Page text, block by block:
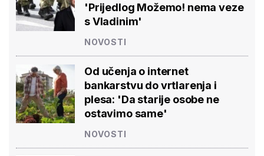
'Prijedlog Možemo! nema veze
s Vladinim'
NOVOSTI
Od učenja o internet
bankarstvu do vrtlarenja i
plesa: 'Da starije osobe ne
ostavimo same'
NOVOSTI